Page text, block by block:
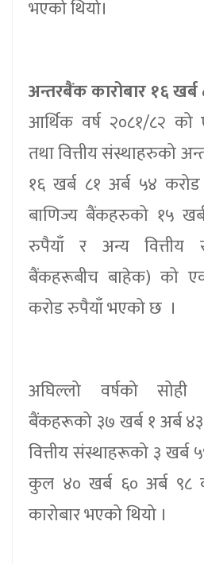
भएको थियो।
अन्तरबैंक कारोबार १६ खर्ब
आर्थिक वर्ष २०८१/८२ को
तथा वित्तीय संस्थाहरुको
१६ खर्ब ८१ अर्ब ५४
बाणिज्य बैंकहरुको १५
रुपैयाँ र अन्य वित्तीय
बैंकहरूबीच बाहेक) को
करोड रुपैयाँ भएको छ ।
अघिल्लो वर्षको सोही
बैंकहरूको ३७ खर्ब १ अर्ब
वित्तीय संस्थाहरूको ३ खर्ब
कुल ४० खर्ब ६० अर्ब ९८
कारोबार भएको थियो ।